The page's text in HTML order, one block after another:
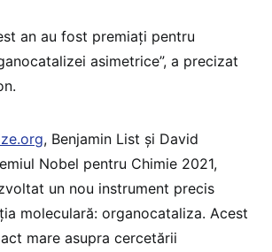
an au fost premiaţi pentru
asimetrice”, a precizat
, Benjamin List și David
Nobel pentru Chimie 2021,
un nou instrument precis
moleculară: organocataliza. Acest
mare asupra cercetării